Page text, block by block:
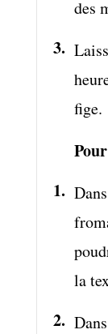
des
fige.
la